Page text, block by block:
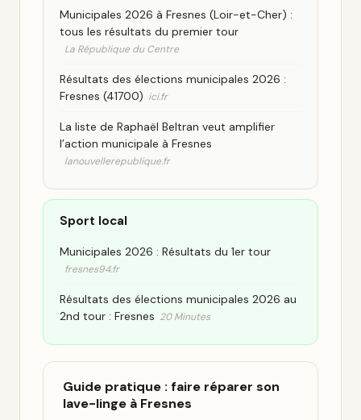
Municipales 2026 à Fresnes (Loir-et-Cher) :
tous les résultats du premier tour
La République du Centre
Résultats des élections municipales 2026 :
Fresnes (41700) ici.fr
La liste de Raphaël Beltran veut amplifier
l’action municipale à Fresnes
lanouvellerepublique.fr
Sport local
Municipales 2026 : Résultats du 1er tour
fresnes94.fr
Résultats des élections municipales 2026 au
2nd tour : Fresnes 20 Minutes
Guide pratique : faire réparer son
lave-linge à Fresnes